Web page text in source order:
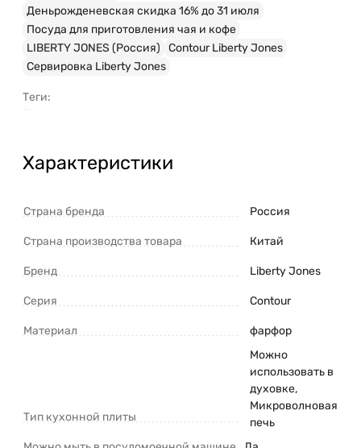
Деньрожденевская скидка 16% до 31 июля
Посуда для приготовления чая и кофе
LIBERTY JONES (Россия)
Contour Liberty Jones
Сервировка Liberty Jones
Теги:
Характеристики
Страна бренда Россия
Страна производства товара Китай
Бренд Liberty Jones
Серия Contour
Материал фарфор
Тип кухонной плиты
Можно
использовать в
духовке,
Микроволновая
печь